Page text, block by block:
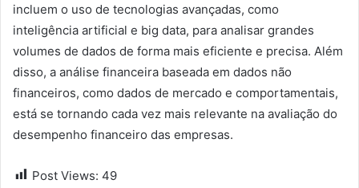
incluem o uso de tecnologias avançadas, como
inteligência artificial e big data, para analisar grandes
volumes de dados de forma mais eficiente e precisa. Além
disso, a análise financeira baseada em dados não
financeiros, como dados de mercado e comportamentais,
está se tornando cada vez mais relevante na avaliação do
desempenho financeiro das empresas.
Post Views: 49